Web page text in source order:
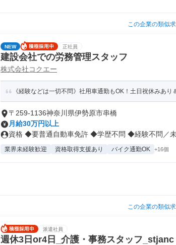
この企業の類似
NEW 正社員
建設会社での労務管理スタッフ
株式会社コクエー
《経験などは一切不問》社用車通勤もOK！土日祝休みあ
〒259-1136神奈川県伊勢原市串橋
月給30万円以上
資格 ◆要普通自動車免許 ◆学歴不問 ◆経験不問／未
業界未経験歓迎 資格取得支援あり バイク通勤OK +16個
この企業の類似
派遣社員
週休3日or4日_介護・事務スタッフ_stjanc